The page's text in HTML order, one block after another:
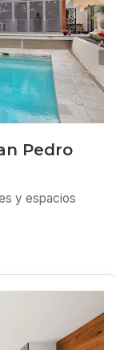
Pedro
y espacios